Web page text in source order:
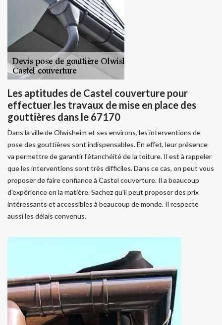
Les aptitudes de Castel couverture pour
effectuer les travaux de mise en place des
gouttières dans le 67170
Dans la ville de Olwisheim et ses environs, les interventions de
pose des gouttières sont indispensables. En effet, leur présence
va permettre de garantir l'étanchéité de la toiture. Il est à rappeler
que les interventions sont très difficiles. Dans ce cas, on peut vous
proposer de faire confiance à Castel couverture. Il a beaucoup
d'expérience en la matière. Sachez qu'il peut proposer des prix
intéressants et accessibles à beaucoup de monde. Il respecte
aussi les délais convenus.